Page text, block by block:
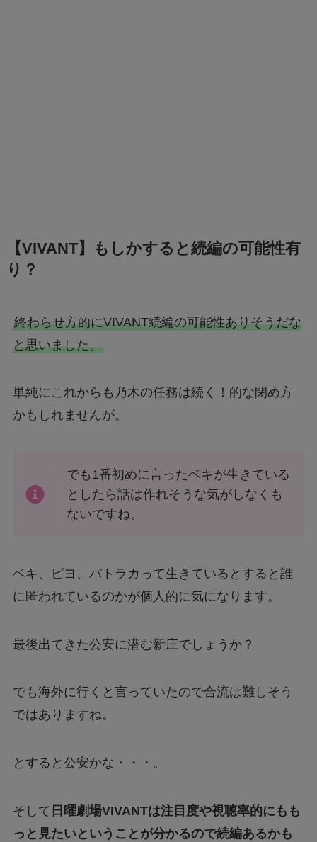
【VIVANT】もしかすると続編の可能性有
り？
終わらせ方的にVIVANT続編の可能性ありそうだな
と思いました。
単純にこれからも乃木の任務は続く！的な閉め方
かもしれませんが。
でも1番初めに言ったベキが生きている
としたら話は作れそうな気がしなくも
ないですね。
ベキ、ピヨ、バトラカって生きているとすると誰
に匿われているのかが個人的に気になります。
最後出てきた公安に潜む新庄でしょうか？
でも海外に行くと言っていたので合流は難しそう
ではありますね。
とすると公安かな・・・。
そして 日曜劇場VIVANTは注目度や視聴率的にもも
っと見たいということが分かるので続編あるかも